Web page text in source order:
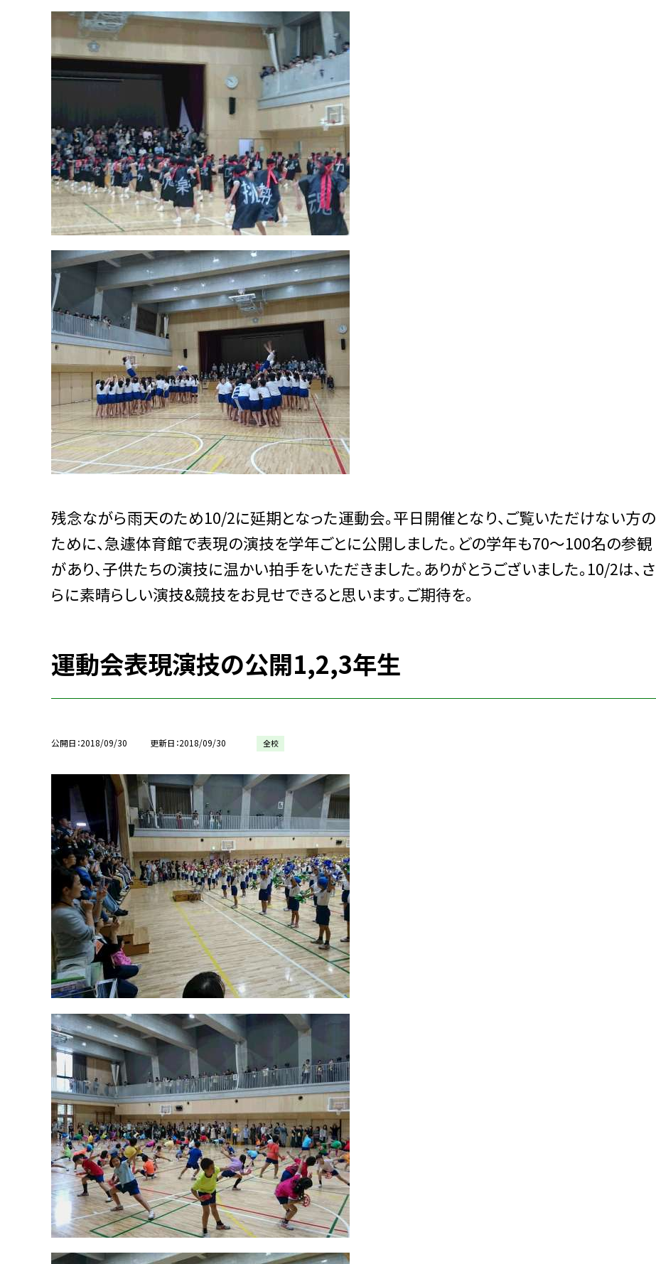
残念ながら雨天のため10/2に延期となった運動会。平日開催となり、ご覧いただけない方の
ために、急遽体育館で表現の演技を学年ごとに公開しました。どの学年も70〜100名の参観
があり、子供たちの演技に温かい拍手をいただきました。ありがとうございました。10/2は、さ
らに素晴らしい演技&競技をお見せできると思います。ご期待を。
運動会表現演技の公開1,2,3年生
公開日 2018/09/30 更新日 2018/09/30 全校